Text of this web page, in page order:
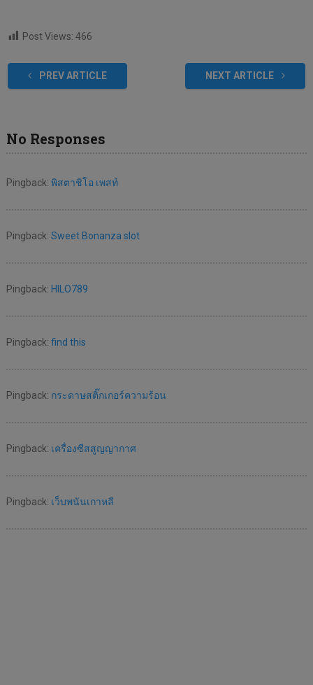
Post Views: 466
PREV ARTICLE NEXT ARTICLE
No Responses
Pingback: พิสตาชิโอ เพสท์
Pingback: Sweet Bonanza slot
Pingback: HILO789
Pingback: find this
Pingback: กระดาษสติ๊กเกอร์ความร้อน
Pingback: เครื่องซีสสูญญากาศ
Pingback: เว็บพนันเกาหลี